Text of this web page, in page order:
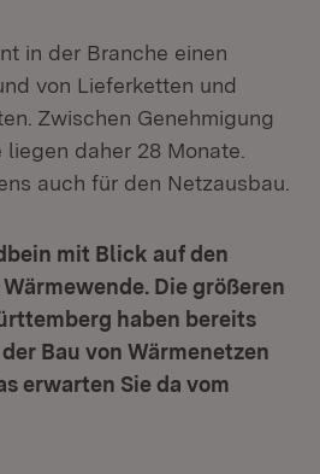
in der Branche einen
von Lieferketten und
Zwischen Genehmigung
daher 28 Monate.
auch für den Netzausbau.
mit Blick auf den
Die größeren
haben bereits
Bau von Wärmenetzen
erwarten Sie da vom